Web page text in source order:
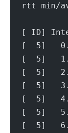
rtt min/
[ ID]
[  5]
[  5]
[  5]
[  5]
[  5]
[  5]
[  5]